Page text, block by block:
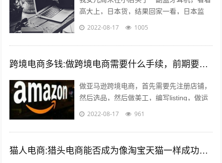
高大上，日本货，结果回家一看，日本监
造，深圳制造…无品牌。一问多少钱，
2022-08-17 1005
跨境电商多钱:做跨境电商需要什么手续，前期要投入多少钱？
做亚马逊跨境电商，首先需要先注册店铺，
然后选品，然后做美工，编写listing，做运
营优化，出单，处理订单，售后等。这里说
2022-08-17 961
猫人电商:猎头电商能否成为像淘宝天猫一样成功的电商平台